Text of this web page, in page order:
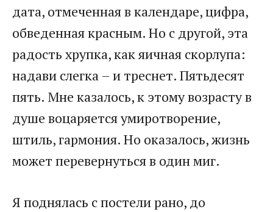
дата, отмеченная в календаре, цифра,
обведенная красным. Но с другой, эта
радость хрупка, как яичная скорлупа:
надави слегка – и треснет. Пятьдесят
пять. Мне казалось, к этому возрасту в
душе воцаряется умиротворение,
штиль, гармония. Но оказалось, жизнь
может перевернуться в один миг.
Я поднялась с постели рано, до